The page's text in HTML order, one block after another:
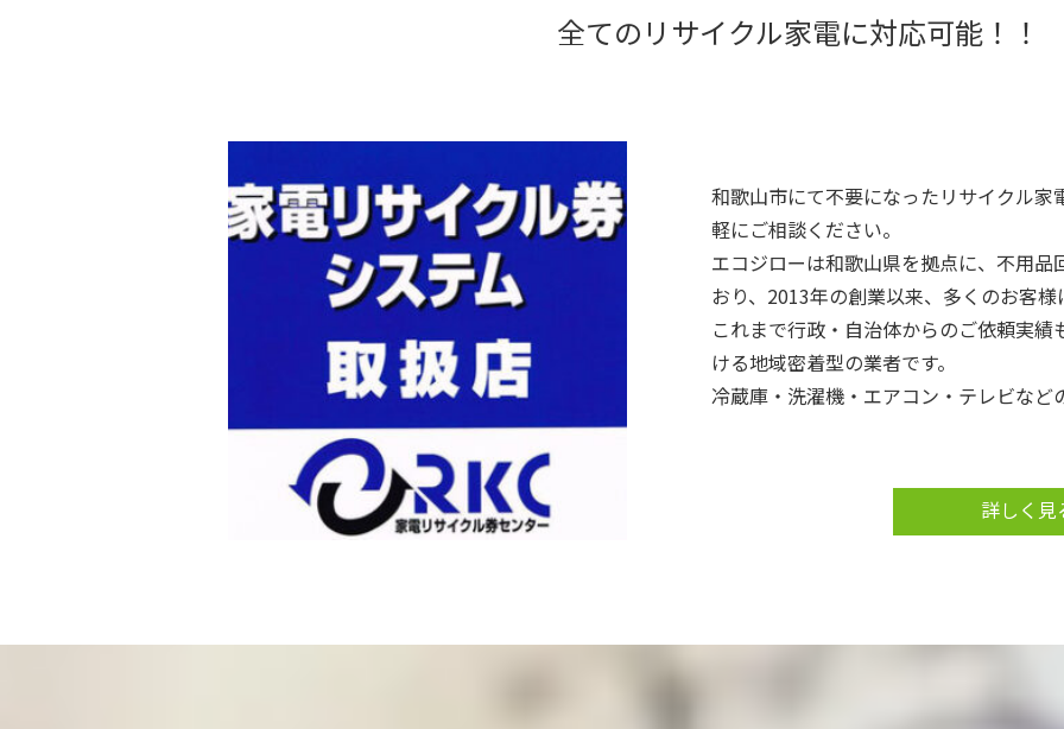
全てのリサイクル家電に対応可能！！
和歌山市にて不要になったリサイクル
軽にご相談ください。
エコジローは和歌山県を拠点に、不用
おり、2013年の創業以来、多くのお客
これまで行政・自治体からのご依頼実
ける地域密着型の業者です。
冷蔵庫・洗濯機・エアコン・テレビな
イクル（Recycle）」による再資源化を
また、国内だけでなく独自の海外貿易
詳しく